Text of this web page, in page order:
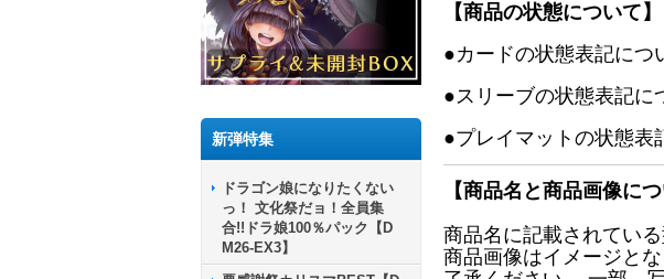
新弾特集
ドラゴン娘になりたくない
っ！ 文化祭だョ！全員集
合!!ドラ娘100％パック【D
M26-EX3】
【商品の状態について】
●カードの状態表記につ
●スリーブの状態表記に
●プレイマットの状態表
【商品名と商品画像につ
商品名に記載されてい
商品画像はイメージと